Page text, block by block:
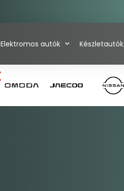
Elektromos autók Készletautók